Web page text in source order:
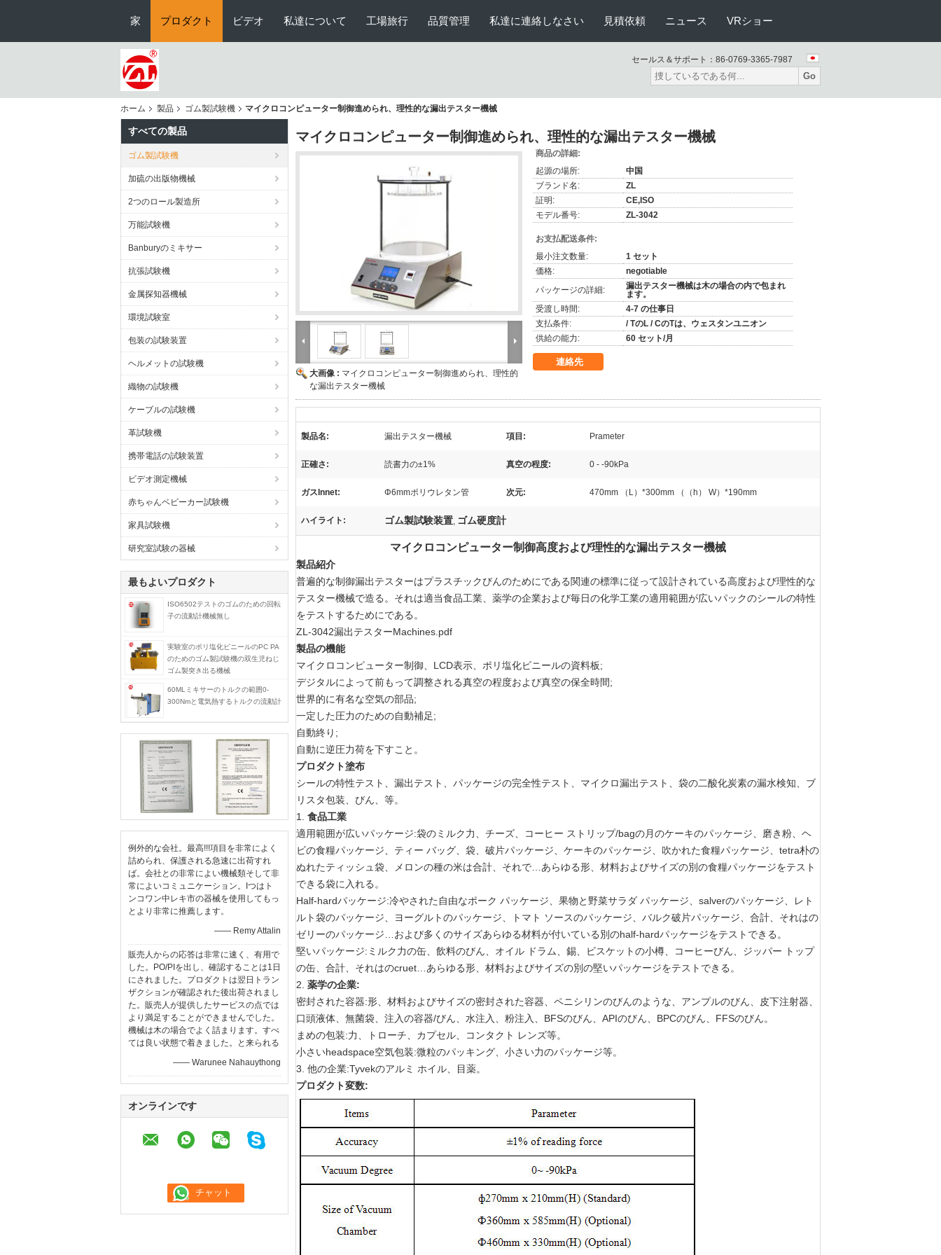
家 プロダクト ビデオ 私達について 工場旅行 品質管理 私達に連絡しなさい 見積依頼 ニュース VRショー
セールス＆サポート： 86-0769-3365-7987
Go
ホーム 製品 ゴム製試験機 マイクロコンピューター制御進められ、理性的な漏出テスター機械
すべての製品
ゴム製試験機
加硫の出版物機械
2つのロール製造所
万能試験機
Banburyのミキサー
抗張試験機
金属探知器機械
環境試験室
包装の試験装置
ヘルメットの試験機
織物の試験機
ケーブルの試験機
革試験機
携帯電話の試験装置
ビデオ測定機械
赤ちゃんベビーカー試験機
家具試験機
研究室試験の器械
最もよいプロダクト
ISO6502テストのゴムのための回転
子の流動計機械無し
実験室のポリ塩化ビニールのPC PA
のためのゴム製試験機の双生児ねじ
ゴム製突き出る機械
60MLミキサーのトルクの範囲0-
300Nmと電気熱するトルクの流動計
例外的な会社。最高!!!項目を非常によく
詰められ、保護される急速に出荷すれ
ば。会社との非常によい機械類そして非
常によいコミュニケーション。Iつはト
ンコワン中レキ市の器械を使用してもっ
とより非常に推薦します。
—— Remy Attalin
販売人からの応答は非常に速く、有用で
した。PO/PIを出し、確認することは1日
にされました。プロダクトは翌日トラン
ザクションが確認された後出荷されまし
た。販売人が提供したサービスの点では
より満足することができませんでした。
機械は木の場合でよく詰まります。すべ
ては良い状態で着きました。と来られる
—— Warunee Nahauythong
オンラインです
マイクロコンピューター制御進められ、理性的な漏出テスター機械
大画像 : マイクロコンピューター制御進められ、理性的
な漏出テスター機械
商品の詳細:
起源の場所:
中国
ブランド名:
ZL
証明:
CE,ISO
モデル番号:
ZL-3042
お支払配送条件:
最小注文数量:
1 セット
価格:
negotiable
パッケージの詳細:
漏出テスター機械は木の場合の内で包まれ
ます。
受渡し時間:
4-7 の仕事日
支払条件:
/ TのL / CのTは、ウェスタンユニオン
供給の能力:
60 セット/月
連絡先
製品名: 漏出テスター機械 項目: Prameter
正確さ: 読書力の±1% 真空の程度: 0 - -90kPa
ガスInnet: Φ6mmポリウレタン管 次元: 470mm （L）*300mm （（h） W）*190mm
ハイライト: ゴム製試験装置, ゴム硬度計
マイクロコンピューター制御高度および理性的な漏出テスター機械
製品紹介
普遍的な制御漏出テスターはプラスチックびんのためにである関連の標準に従って設計されている高度および理性的な
テスター機械で造る。それは適当食品工業、薬学の企業および毎日の化学工業の適用範囲が広いパックのシールの特性
をテストするためにである。
ZL-3042漏出テスターMachines.pdf
製品の機能
マイクロコンピューター制御、LCD表示、ポリ塩化ビニールの資料板;
デジタルによって前もって調整される真空の程度および真空の保全時間;
世界的に有名な空気の部品;
一定した圧力のための自動補足;
自動終り;
自動に逆圧力荷を下すこと。
プロダクト塗布
シールの特性テスト、漏出テスト、パッケージの完全性テスト、マイクロ漏出テスト、袋の二酸化炭素の漏水検知、ブ
リスタ包装、びん、等。
1. 食品工業
適用範囲が広いパッケージ:袋のミルク力、チーズ、コーヒー ストリップ/bagの月のケーキのパッケージ、磨き粉、ヘ
ビの食糧パッケージ、ティー バッグ、袋、破片パッケージ、ケーキのパッケージ、吹かれた食糧パッケージ、tetra朴の
ぬれたティッシュ袋、メロンの種の米は合計、それで…あらゆる形、材料およびサイズの別の食糧パッケージをテスト
できる袋に入れる。
Half-hardパッケージ:冷やされた自由なポーク パッケージ、果物と野菜サラダ パッケージ、salverのパッケージ、レト
ルト袋のパッケージ、ヨーグルトのパッケージ、トマト ソースのパッケージ、バルク破片パッケージ、合計、それはの
ゼリーのパッケージ…および多くのサイズあらゆる材料が付いている別のhalf-hardパッケージをテストできる。
堅いパッケージ:ミルク力の缶、飲料のびん、オイル ドラム、錫、ビスケットの小樽、コーヒーびん、ジッパー トップ
の缶、合計、それはのcruet…あらゆる形、材料およびサイズの別の堅いパッケージをテストできる。
2. 薬学の企業:
密封された容器:形、材料およびサイズの密封された容器、ペニシリンのびんのような、アンプルのびん、皮下注射器、
口頭液体、無菌袋、注入の容器/びん、水注入、粉注入、BFSのびん、APIのびん、BPCのびん、FFSのびん。
まめの包装:力、トローチ、カプセル、コンタクト レンズ等。
小さいheadspace空気包装:微粒のパッキング、小さい力のパッケージ等。
3. 他の企業:Tyvekのアルミ ホイル、目薬。
プロダクト変数: